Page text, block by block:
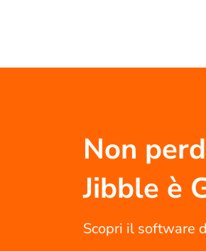
Non
Jibble è
Scopri il software